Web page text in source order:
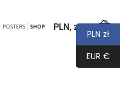
PLN, zł
0
PLN zł
EUR €